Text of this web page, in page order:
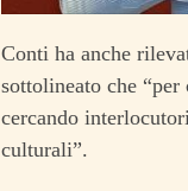
Conti ha anche
sottolineato che
cercando
culturali”.